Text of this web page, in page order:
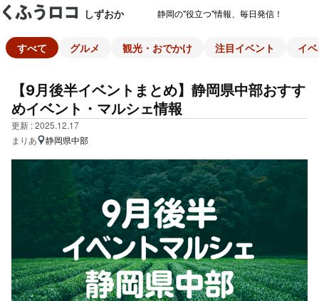
しずおか 静岡の"役立つ"情報、毎日発信！
すべて グルメ 観光・おでかけ 注目イベント イ
【9月後半イベントまとめ】静岡県中部おすす
めイベント・マルシェ情報
更新 : 2025.12.17
まりあ
静岡県中部